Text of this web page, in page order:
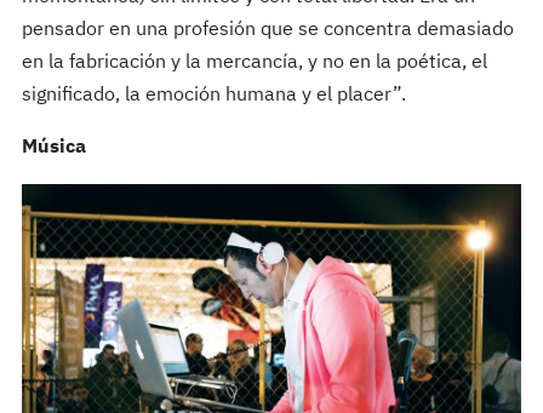
pensador en una profesión que se concentra demasiado
en la fabricación y la mercancía, y no en la poética, el
significado, la emoción humana y el placer”.
Música